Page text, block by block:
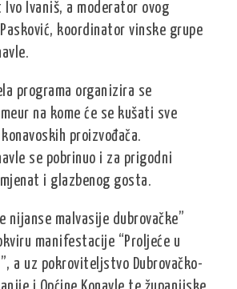
Ivaniš, a moderator ovog
koordinator vinske grupe
programa organizira se
na kome će se kušati sve
proizvođača.
se pobrinuo i za prigodni
i glazbenog gosta.
nijanse malvasije dubrovačke”
manifestacije “Proljeće u
a uz pokroviteljstvo Dubrovačko-